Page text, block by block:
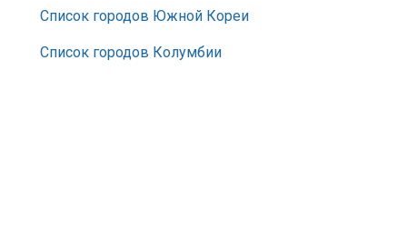
Список городов Южной Кореи
Список городов Колумбии